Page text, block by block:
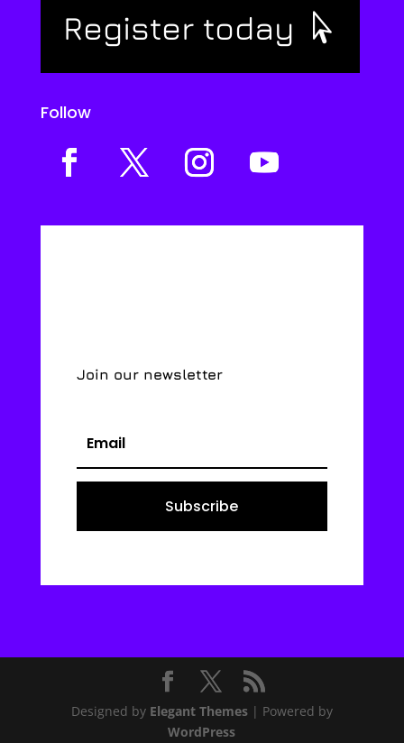
Register today
Follow
Join our newsletter
Subscribe
Designed by Elegant Themes| Powered by
WordPress